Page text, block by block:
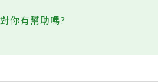
你有幫助嗎?